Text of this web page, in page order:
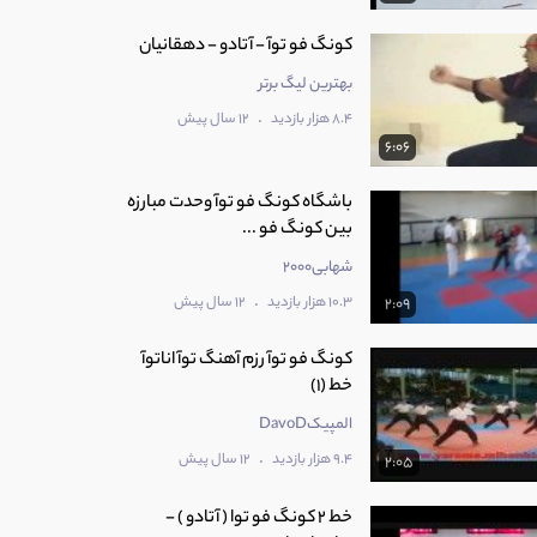
6:06
کونگ فو توآ - آتادو - دهقانیان
بهترین لیگ برتر
8.4 هزار بازدید . 12 سال پیش
2:09
باشگاه کونگ فو توآ وحدت مبارزه
بین کونگ فو ...
شهابی2000
10.3 هزار بازدید . 12 سال پیش
2:05
کونگ فو توآ رزم آهنگ توآ اناتوآ
خط (1)
المپیکDavoD
9.4 هزار بازدید . 12 سال پیش
خط 2 کونگ فو توا ( آتادو ) -